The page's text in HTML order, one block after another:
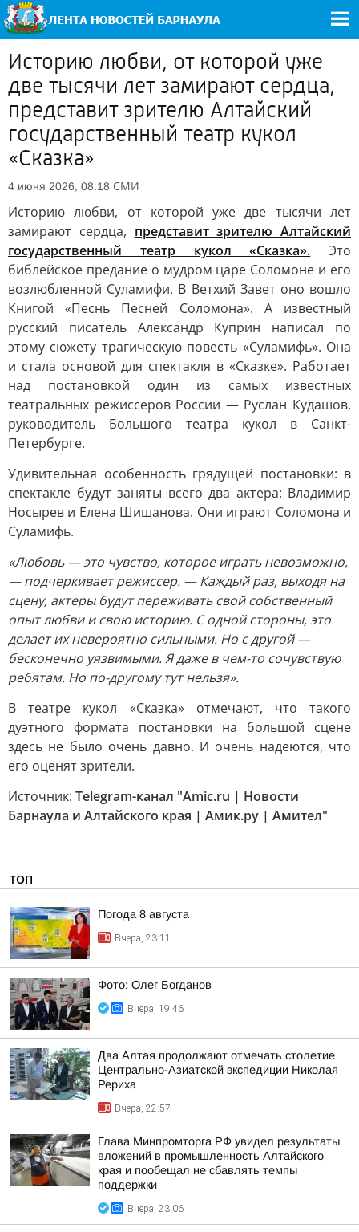
Историю любви, от которой уже
две тысячи лет замирают сердца,
представит зрителю Алтайский
государственный театр кукол
«Сказка»
4 июня 2026, 08:18 СМИ
Историю любви, от которой уже две тысячи лет
замирают сердца, представит зрителю Алтайский
государственный театр кукол «Сказка». Это
библейское предание о мудром царе Соломоне и его
возлюбленной Суламифи. В Ветхий Завет оно вошло
Книгой «Песнь Песней Соломона». А известный
русский писатель Александр Куприн написал по
этому сюжету трагическую повесть «Суламифь». Она
и стала основой для спектакля в «Сказке». Работает
над постановкой один из самых известных
театральных режиссеров России — Руслан Кудашов,
руководитель Большого театра кукол в Санкт-
Петербурге.
Удивительная особенность грядущей постановки: в
спектакле будут заняты всего два актера: Владимир
Носырев и Елена Шишанова. Они играют Соломона и
Суламифь.
«Любовь — это чувство, которое играть невозможно,
— подчеркивает режиссер. — Каждый раз, выходя на
сцену, актеры будут переживать свой собственный
опыт любви и свою историю. С одной стороны, это
делает их невероятно сильными. Но с другой —
бесконечно уязвимыми. Я даже в чем-то сочувствую
ребятам. Но по-другому тут нельзя».
В театре кукол «Сказка» отмечают, что такого
дуэтного формата постановки на большой сцене
здесь не было очень давно. И очень надеются, что
его оценят зрители.
Источник: Telegram-канал "Amic.ru | Новости
Барнаула и Алтайского края | Амик.ру | Амител"
ТОП
Погода 8 августа
Вчера, 23:11
Фото: Олег Богданов
Вчера, 19:46
Два Алтая продолжают отмечать столетие
Центрально-Азиатской экспедиции Николая
Рериха
Вчера, 22:57
Глава Минпромторга РФ увидел результаты
вложений в промышленность Алтайского
края и пообещал не сбавлять темпы
поддержки
Вчера, 23:06